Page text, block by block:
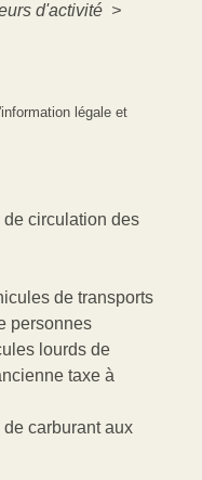
d'activité >
légale et
circulation des
de transports
personnes
lourds de
taxe à
carburant aux